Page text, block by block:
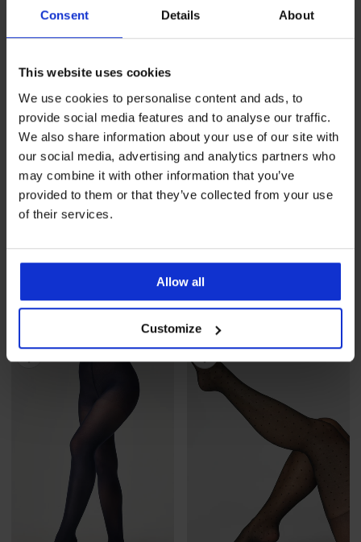
Consent Details About
This website uses cookies
We use cookies to personalise content and ads, to
provide social media features and to analyse our traffic.
We also share information about your use of our site with
our social media, advertising and analytics partners who
may combine it with other information that you’ve
provided to them or that they’ve collected from your use
of their services.
Allow all
Customize
Výpredaj -40%
Legíny Darlene tehotenské
Pančuchové nohavice PLUS
SIZE Positive Micro 70 DE...